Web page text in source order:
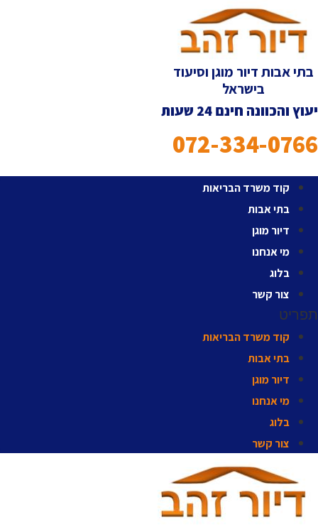
אבות דיור מוגן וסיעוד
בישראל
והכוונה חינם 24 שעות
072-334-
קוד משרד הבריאות
בתי אבות
דיור מוגן
מי אנחנו
בלוג
צור קשר
קוד משרד הבריאות
בתי אבות
דיור מוגן
מי אנחנו
בלוג
צור קשר